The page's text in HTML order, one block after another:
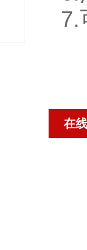
7.
在